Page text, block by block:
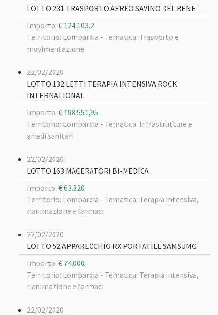
LOTTO 231 TRASPORTO AEREO SAVINO DEL BENE
Importo: € 124.103,2
Territorio: Lombardia - Tematica: Trasporto e
movimentazione
22/02/2020
LOTTO 132 LETTI TERAPIA INTENSIVA ROCK
INTERNATIONAL
Importo: € 198.551,95
Territorio: Lombardia - Tematica: Infrastrutture e
arredi sanitari
22/02/2020
LOTTO 163 MACERATORI BI-MEDICA
Importo: € 63.320
Territorio: Lombardia - Tematica: Terapia intensiva,
rianimazione e farmaci
22/02/2020
LOTTO 52 APPARECCHIO RX PORTATILE SAMSUMG
Importo: € 74.000
Territorio: Lombardia - Tematica: Terapia intensiva,
rianimazione e farmaci
22/02/2020